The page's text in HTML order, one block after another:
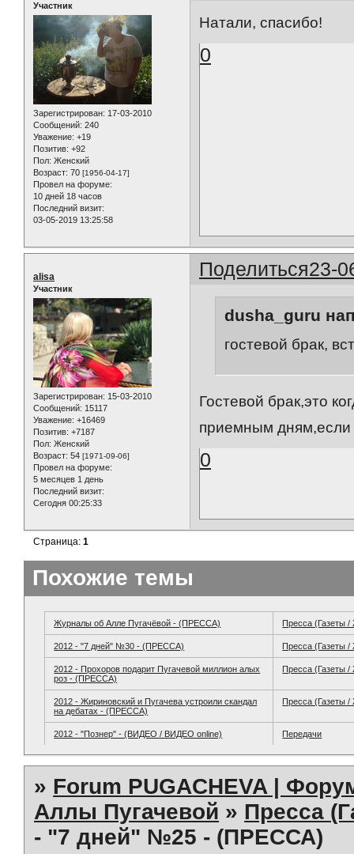
Участник
Зарегистрирован: 17-03-2010
Сообщений: 240
Уважение: +19
Позитив: +92
Пол: Женский
Возраст: 70 [1956-04-17]
Провел на форуме:
10 дней 18 часов
Последний визит:
03-05-2019 13:25:58
Натали, спасибо!
0
Поделиться23-
alisa
Участник
Зарегистрирован: 15-03-2010
Сообщений: 15117
Уважение: +16469
Позитив: +7187
Пол: Женский
Возраст: 54 [1971-09-06]
Провел на форуме:
5 месяцев 1 день
Последний визит:
Сегодня 00:25:33
dusha_guru
гостевой брак,
Гостевой брак,это
приемным
0
Страница:1
Похожие темы
Журналы об Алле Пугачёвой - (ПРЕССА) Пресса (Газеты
2012 - "7 дней" №30 - (ПРЕССА) Пресса (Газеты
2012 - Прохоров подарит Пугачевой миллион алых
роз - (ПРЕССА)
Пресса (Газеты
2012 - Жириновский и Пугачева устроили скандал
на дебатах - (ПРЕССА)
Пресса (Газеты
2012 - "Познер" - (ВИДЕО / ВИДЕО online) Передачи
» Forum PUGACHEVA |
Аллы Пугачевой » Пресса
- "7 дней" №25 - (ПРЕССА)